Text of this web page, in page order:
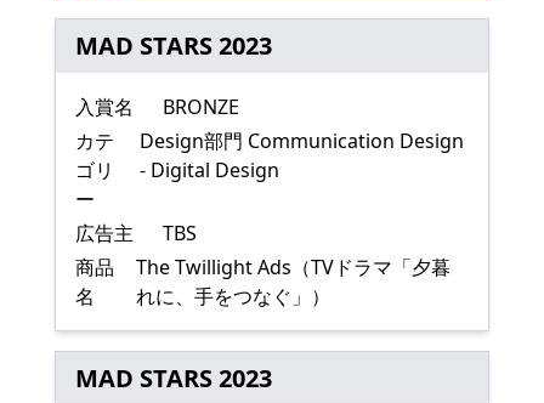
MAD STARS 2023
入賞名
BRONZE
カテ
ゴリ
ー
Design部門 Communication Design
- Digital Design
広告主
TBS
商品
名
The Twillight Ads（TVドラマ「夕暮
れに、手をつなぐ」）
MAD STARS 2023